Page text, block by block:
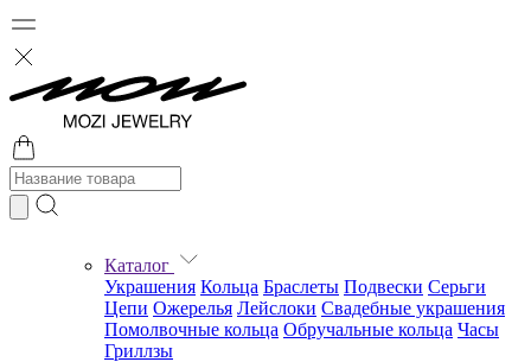
Каталог
Украшения Кольца Браслеты Подвески Серьги
Цепи Ожерелья Лейслоки Свадебные украшения
Помолвочные кольца Обручальные кольца Часы
Гриллзы